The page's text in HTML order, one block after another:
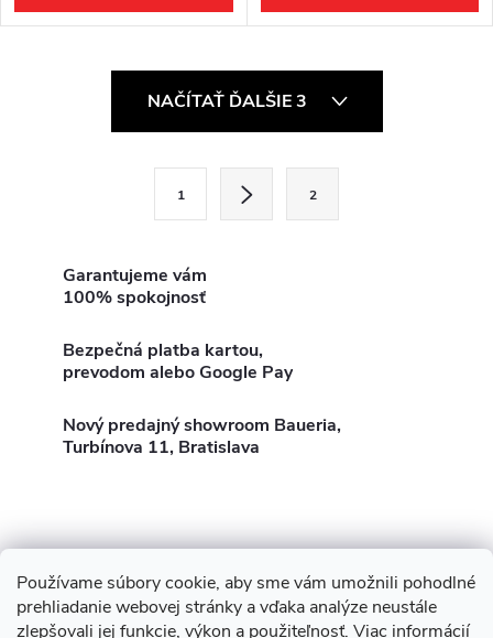
Používame súbory cookie, aby sme vám umožnili pohodlné
prehliadanie webovej stránky a vďaka analýze neustále
zlepšovali jej funkcie, výkon a použiteľnosť. Viac informácií
r
v
k
NAČÍTAŤ ĎALŠIE 3
1 2
Garantujeme vám
100% spokojnosť
Bezpečná platba kartou,
prevodom alebo Google Pay
Nový predajný showroom Baueria,
Turbínova 11, Bratislava
Z
Showroom Turbínova 11 Rekonštrukcie
Stavby
3D Vizualizácia zdarma
O nás Obhliadka zdarma